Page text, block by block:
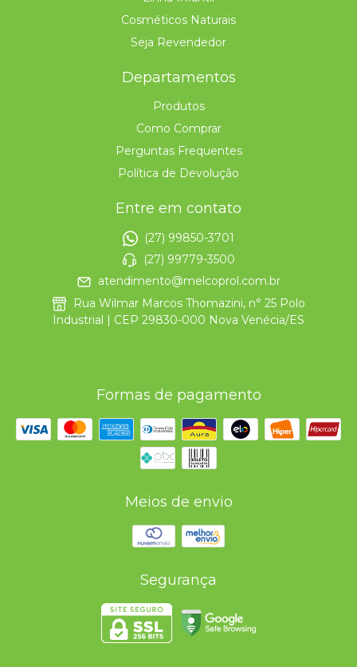
Cosméticos Naturais
Seja Revendedor
Departamentos
Produtos
Como Comprar
Perguntas Frequentes
Política de Devolução
Entre em contato
(27) 99850-3701
(27) 99779-3500
atendimento@melcoprol.com.br
Rua Wilmar Marcos Thomazini, n° 25 Polo
Industrial | CEP 29830-000 Nova Venécia/ES
Formas de pagamento
Meios de envio
Segurança